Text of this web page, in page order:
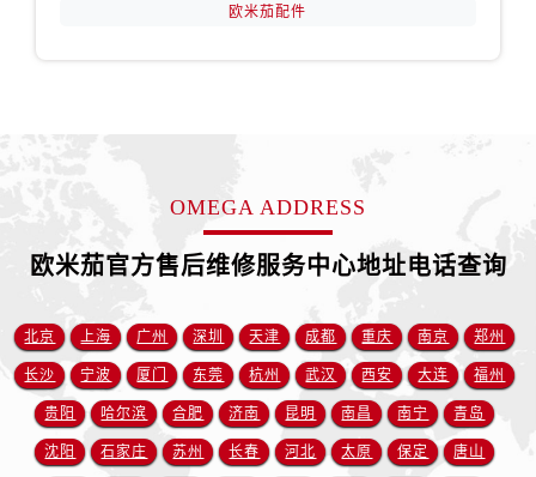
江苏省镇江市京口区中山东路欧米茄售后服务中心（需提前预约）
江西省赣州市章贡区文清路欧米茄售后服务中心（需提前预约）
江西省吉安市吉州区井冈山大道欧米茄售后服务中心（需提前预约）
江西省景德镇市珠山区珠山中路欧米茄售后服务中心（需提前预约）
江西省九江市浔阳区浔阳路欧米茄售后服务中心（需提前预约）
欧米茄配件
OMEGA ADDRESS
欧米茄官方售后维修服务中心地址电话查询
北京 上海 广州 深圳 天津 成都 重庆 南京 郑州
长沙 宁波 厦门 东莞 杭州 武汉 西安 大连 福州
贵阳 哈尔滨 合肥 济南 昆明 南昌 南宁 青岛
沈阳 石家庄 苏州 长春 河北 太原 保定 唐山